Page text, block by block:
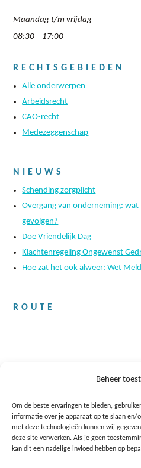
Beheer
Om de beste ervaringen te bieden,
informatie over je apparaat op te slaan en/
met deze technologieën kunnen wij
deze site verwerken. Als je geen
kan dit een nadelige invloed hebben op
Maandag t/m vrijdag
08:30 – 17:00
RECHTSGEBIEDEN
Alle onderwerpen
Arbeidsrecht
CAO-recht
Medezeggenschap
NIEUWS
Schending zorgplicht
Overgang van onderneming:
gevolgen?
Doe Vriendelijk Dag
Klachtenregeling Ongewenst
Hoe zat het ook alweer: Wet
ROUTE